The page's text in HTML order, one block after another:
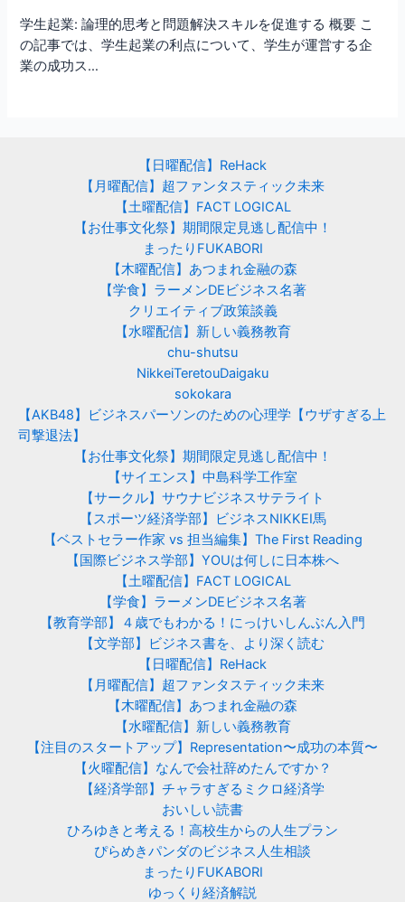
学生起業: 論理的思考と問題解決スキルを促進する 概要 こ
の記事では、学生起業の利点について、学生が運営する企
業の成功ス…
【日曜配信】ReHack
【月曜配信】超ファンタスティック未来
【土曜配信】FACT LOGICAL
【お仕事文化祭】期間限定見逃し配信中！
まったりFUKABORI
【木曜配信】あつまれ金融の森
【学食】ラーメンDEビジネス名著
クリエイティブ政策談義
【水曜配信】新しい義務教育
chu-shutsu
NikkeiTeretouDaigaku
sokokara
【AKB48】ビジネスパーソンのための心理学【ウザすぎる上
司撃退法】
【お仕事文化祭】期間限定見逃し配信中！
【サイエンス】中島科学工作室
【サークル】サウナビジネスサテライト
【スポーツ経済学部】ビジネスNIKKEI馬
【ベストセラー作家 vs 担当編集】The First Reading
【国際ビジネス学部】YOUは何しに日本株へ
【土曜配信】FACT LOGICAL
【学食】ラーメンDEビジネス名著
【教育学部】４歳でもわかる！にっけいしんぶん入門
【文学部】ビジネス書を、より深く読む
【日曜配信】ReHack
【月曜配信】超ファンタスティック未来
【木曜配信】あつまれ金融の森
【水曜配信】新しい義務教育
【注目のスタートアップ】Representation〜成功の本質〜
【火曜配信】なんで会社辞めたんですか？
【経済学部】チャラすぎるミクロ経済学
おいしい読書
ひろゆきと考える！高校生からの人生プラン
ぴらめきパンダのビジネス人生相談
まったりFUKABORI
ゆっくり経済解説